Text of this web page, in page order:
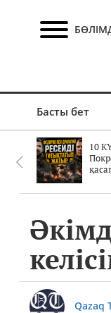
Басты бет
10
Qazaq